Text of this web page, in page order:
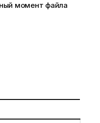
момент файла